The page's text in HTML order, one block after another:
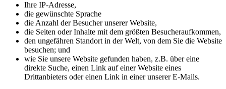
Ihre IP-Adresse,
die gewünschte Sprache
die Anzahl der Besucher unserer Website,
die Seiten oder Inhalte mit dem größten Besucheraufkommen,
den ungefähren Standort in der Welt, von dem Sie die Website
besuchen; und
wie Sie unsere Website gefunden haben, z.B. über eine
direkte Suche, einen Link auf einer Website eines
Drittanbieters oder einen Link in einer unserer E-Mails.